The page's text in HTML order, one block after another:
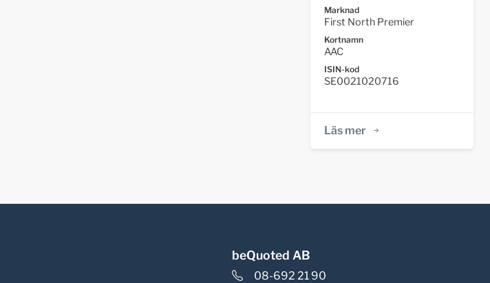
Marknad
First North Premier
Kortnamn
AAC
ISIN-kod
SE0021020716
Läs mer
beQuoted AB
08-692 21 90